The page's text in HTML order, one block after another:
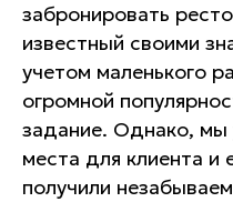
забронировать
известный своими
учетом маленького
огромной
задание. Однако, мы
места для клиента и
получили